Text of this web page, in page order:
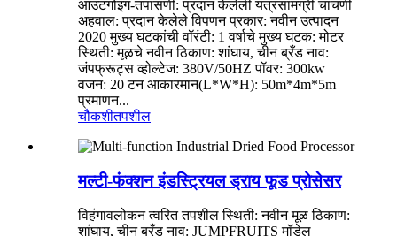
आउटगोइंग-तपासणी: प्रदान केलेली यंत्रसामग्री चाचणी
अहवाल: प्रदान केलेले विपणन प्रकार: नवीन उत्पादन
2020 मुख्य घटकांची वॉरंटी: 1 वर्षाचे मुख्य घटक: मोटर
स्थिती: मूळचे नवीन ठिकाण: शांघाय, चीन ब्रँड नाव:
जंपफ्रूट्स व्होल्टेज: 380V/50HZ पॉवर: 300kw
वजन: 20 टन आकारमान(L*W*H): 50m*4m*5m
प्रमाणन...
चौकशीतपशील
मल्टी-फंक्शन इंडस्ट्रियल ड्राय फूड प्रोसेसर
विहंगावलोकन त्वरित तपशील स्थिती: नवीन मूळ ठिकाण:
शांघाय, चीन ब्रँड नाव: JUMPFRUITS मॉडेल